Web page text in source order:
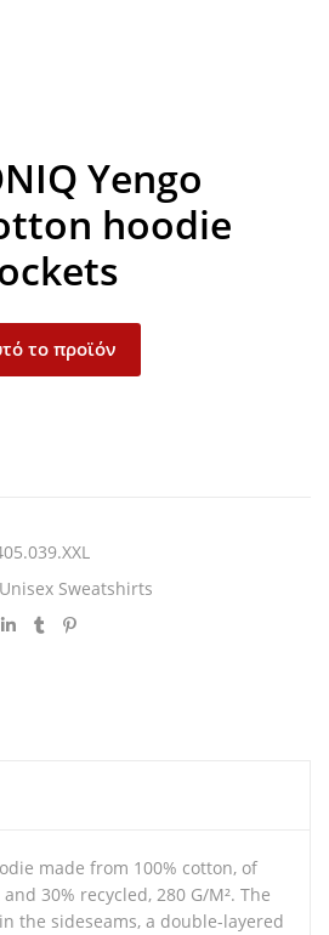
Yengo
hoodie
το προϊόν
Unisex Sweatshirts
made from 100% cotton, of
30% recycled, 280 G/M². The
the sideseams, a double-layered